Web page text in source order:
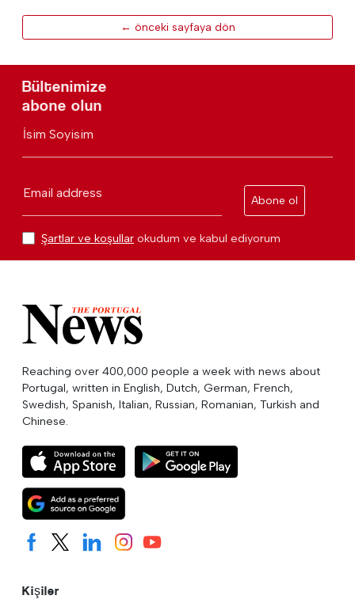
← önceki sayfaya dön
Bültenimize
abone olun
İsim Soyisim
Email address
Abone ol
Şartlar ve koşullar okudum ve kabul ediyorum
Reaching over 400,000 people a week with news about
Portugal, written in English, Dutch, German, French,
Swedish, Spanish, Italian, Russian, Romanian, Turkish and
Chinese.
Kişiler